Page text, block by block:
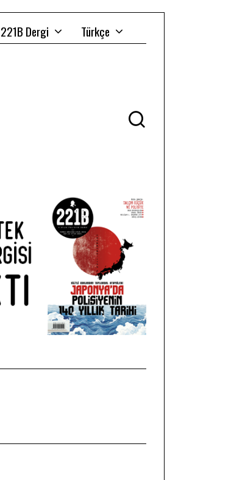
221B Dergi Türkçe